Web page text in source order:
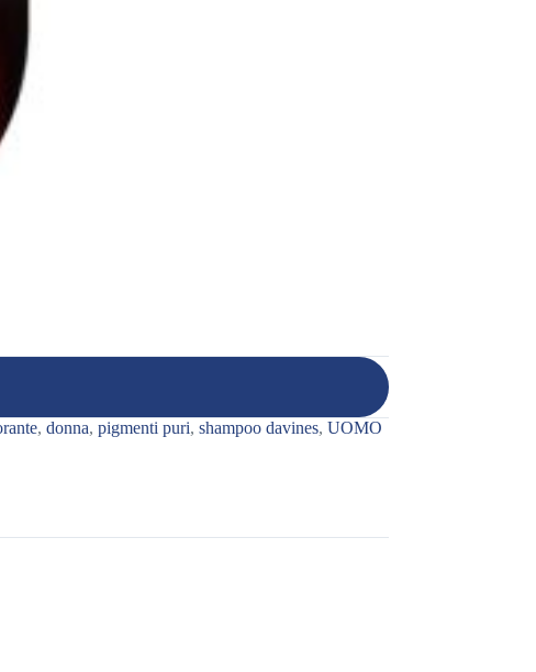
, donna, pigmenti puri, shampoo davines, UOMO